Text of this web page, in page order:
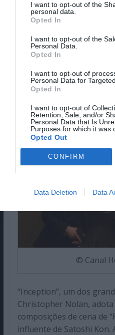
I want to opt-out of the
personal data.
Opted In
I want to opt-out of the
Personal Data.
Opted In
I want to opt-out of
Personal Data for
Opted In
I want to opt-out of
Retention, Sale, and/or
Personal Data that Is
Purposes for which it was
Opted Out
CONFIRM
Data Deletion Data
Lê
A ORIGEM
© Canal
“Inception”, um dos
Christopher Nolan,
composições de cena de
influente de Satoshi Kon.